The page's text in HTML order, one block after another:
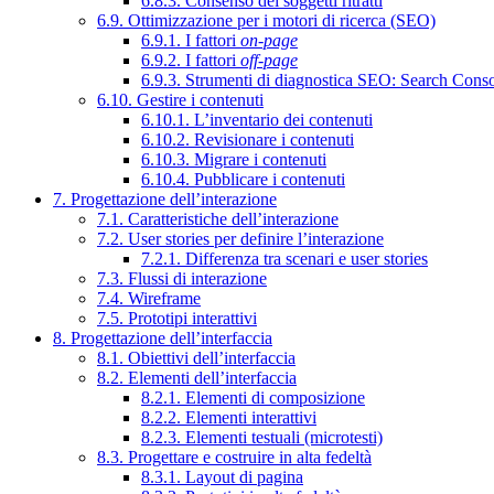
6.9. Ottimizzazione per i motori di ricerca (SEO)
6.9.1. I fattori on-page
6.9.2. I fattori off-page
6.9.3. Strumenti di diagnostica SEO: Search
6.10. Gestire i contenuti
6.10.1. L’inventario dei contenuti
6.10.2. Revisionare i contenuti
6.10.3. Migrare i contenuti
6.10.4. Pubblicare i contenuti
7. Progettazione dell’interazione
7.1. Caratteristiche dell’interazione
7.2. User stories per definire l’interazione
7.2.1. Differenza tra scenari e user stories
7.3. Flussi di interazione
7.4. Wireframe
7.5. Prototipi interattivi
8. Progettazione dell’interfaccia
8.1. Obiettivi dell’interfaccia
8.2. Elementi dell’interfaccia
8.2.1. Elementi di composizione
8.2.2. Elementi interattivi
8.2.3. Elementi testuali (microtesti)
8.3. Progettare e costruire in alta fedeltà
8.3.1. Layout di pagina